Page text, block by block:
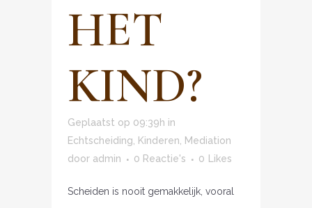
HET
KIND?
Geplaatst op 09:39h in
Echtscheiding, Kinderen, Mediation
door admin 0 Reactie's 0 Likes
Scheiden is nooit gemakkelijk, vooral